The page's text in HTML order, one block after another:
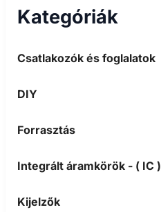
a
v
k
z
e
Kategóriák
Csatlakozók és foglalatok
DIY
Forrasztás
Integrált áramkörök - ( IC )
Kijelzők